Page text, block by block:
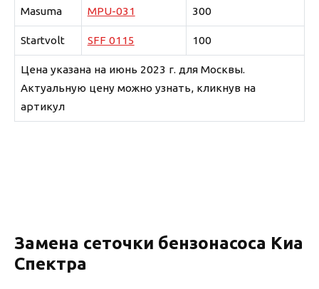
Masuma MPU-031 300
Startvolt SFF 0115 100
Цена указана на июнь 2023 г. для Москвы.
Актуальную цену можно узнать, кликнув на
артикул
Замена сеточки бензонасоса Киа
Спектра